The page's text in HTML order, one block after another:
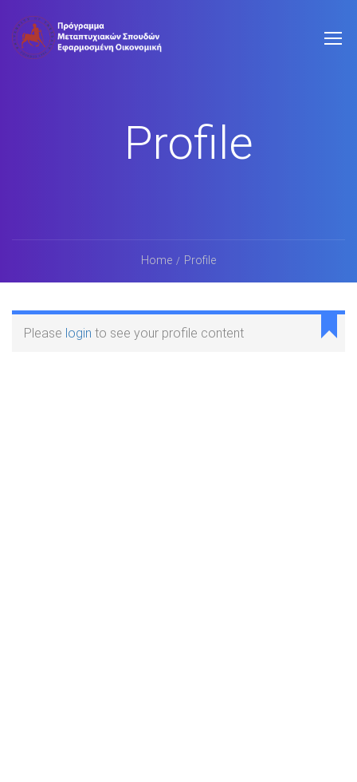
Profile
Home Profile
Please login to see your profile content